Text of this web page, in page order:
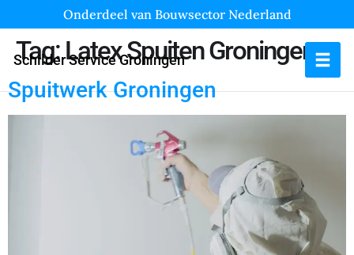
Onderdeel van Bouwsector Nederland
Schilder Service Groningen
Tag:Latex Spuiten Groningen
Spuitwerk Groningen